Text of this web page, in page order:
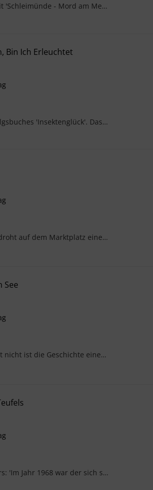
Nach dem 'Erfolg' mit 'Schleimünde - Mord am Meer' ist 'Kappeln - Mörderische Jagd' der zweite Fa...
Bin Ich Erleuchtet
Neuauflage des Erfolgsbuches 'Insektenglück'. Das Schweizer Mädchen Leela ist sieben Jahre alt, a...
Die 93-jährige Anni droht auf dem Marktplatz einer kleinen Stadt von einem Markthändler überfahre...
See
WAHRHEIT verbrennt nicht ist die Geschichte eines Kommissars, der es nicht zu schaffen scheint, s...
Motivation des Autors: 'Im Jahr 1968 war der sich selbst wahrnehmende Computer reine Science Fict...